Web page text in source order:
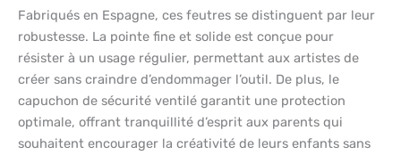
Fabriqués en Espagne, ces feutres se distinguent par leur
robustesse. La pointe fine et solide est conçue pour
résister à un usage régulier, permettant aux artistes de
créer sans craindre d’endommager l’outil. De plus, le
capuchon de sécurité ventilé garantit une protection
optimale, offrant tranquillité d’esprit aux parents qui
souhaitent encourager la créativité de leurs enfants sans